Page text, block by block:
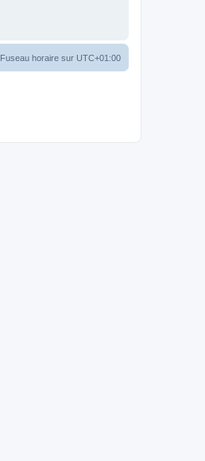
Fuseau horaire sur UTC+01:00